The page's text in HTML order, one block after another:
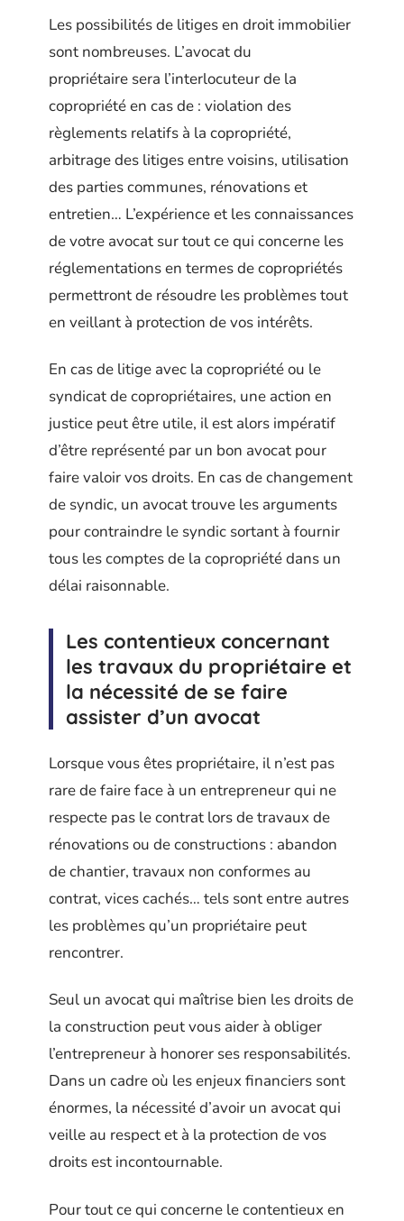
Les possibilités de litiges en droit immobilier
sont nombreuses. L’avocat du
propriétaire sera l’interlocuteur de la
copropriété en cas de : violation des
règlements relatifs à la copropriété,
arbitrage des litiges entre voisins, utilisation
des parties communes, rénovations et
entretien… L’expérience et les connaissances
de votre avocat sur tout ce qui concerne les
réglementations en termes de copropriétés
permettront de résoudre les problèmes tout
en veillant à protection de vos intérêts.
En cas de litige avec la copropriété ou le
syndicat de copropriétaires, une action en
justice peut être utile, il est alors impératif
d’être représenté par un bon avocat pour
faire valoir vos droits. En cas de changement
de syndic, un avocat trouve les arguments
pour contraindre le syndic sortant à fournir
tous les comptes de la copropriété dans un
délai raisonnable.
Les contentieux concernant
les travaux du propriétaire et
la nécessité de se faire
assister d’un avocat
Lorsque vous êtes propriétaire, il n’est pas
rare de faire face à un entrepreneur qui ne
respecte pas le contrat lors de travaux de
rénovations ou de constructions : abandon
de chantier, travaux non conformes au
contrat, vices cachés… tels sont entre autres
les problèmes qu’un propriétaire peut
rencontrer.
Seul un avocat qui maîtrise bien les droits de
la construction peut vous aider à obliger
l’entrepreneur à honorer ses responsabilités.
Dans un cadre où les enjeux financiers sont
énormes, la nécessité d’avoir un avocat qui
veille au respect et à la protection de vos
droits est incontournable.
Pour tout ce qui concerne le contentieux en